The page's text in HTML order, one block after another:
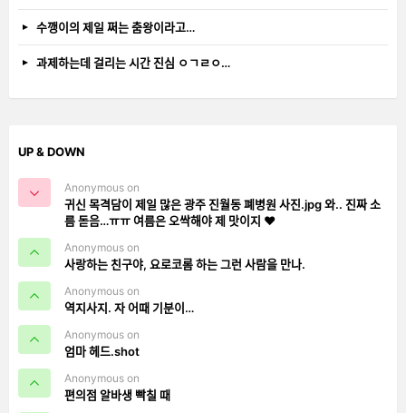
수깽이의 제일 쩌는 춤왕이라고…
과제하는데 걸리는 시간 진심 ㅇㄱㄹㅇ…
UP & DOWN
Anonymous on
귀신 목격담이 제일 많은 광주 진월동 폐병원 사진.jpg 와.. 진짜 소
름 돋음…ㅠㅠ 여름은 오싹해야 제 맛이지 ❤️
Anonymous on
사랑하는 친구야, 요로코롬 하는 그런 사람을 만나.
Anonymous on
역지사지. 자 어때 기분이…
Anonymous on
엄마 헤드.shot
Anonymous on
편의점 알바생 빡칠 때